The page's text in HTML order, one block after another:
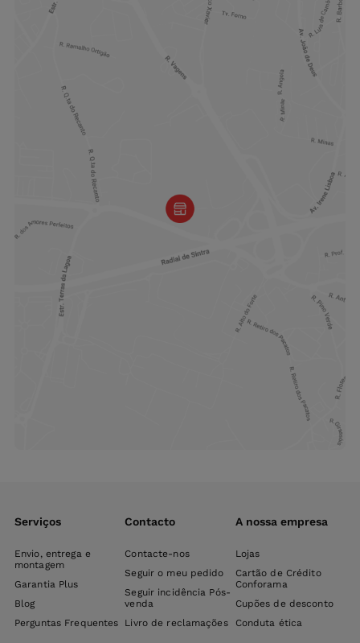
Serviços
Envio, entrega e
montagem
Garantia Plus
Blog
Perguntas Frequentes
Contacto
Contacte-nos
Seguir o meu pedido
Seguir incidência Pós-
venda
Livro de reclamações
A nossa empresa
Lojas
Cartão de Crédito
Conforama
Cupões de desconto
Conduta ética